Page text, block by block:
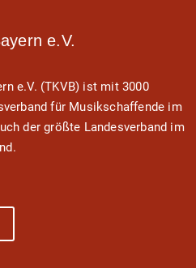
e.V.
e.V. (TKVB) ist mit 3000
für Musikschaffende im
der größte Landesverband im